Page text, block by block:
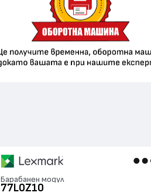
Барабанен модул
77L0Z10